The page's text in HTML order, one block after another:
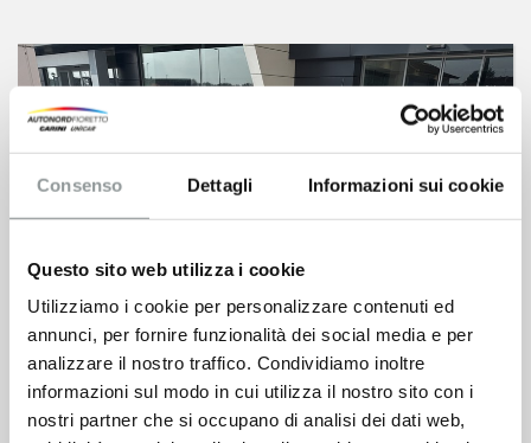
Consenso Dettagli Informazioni sui cookie
Questo sito web utilizza i cookie
Utilizziamo i cookie per personalizzare contenuti ed
annunci, per fornire funzionalità dei social media e per
analizzare il nostro traffico. Condividiamo inoltre
informazioni sul modo in cui utilizza il nostro sito con i
nostri partner che si occupano di analisi dei dati web,
FIAT 500